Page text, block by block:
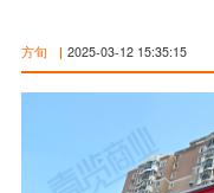
方旬 | 2025-03-12 15:35:15